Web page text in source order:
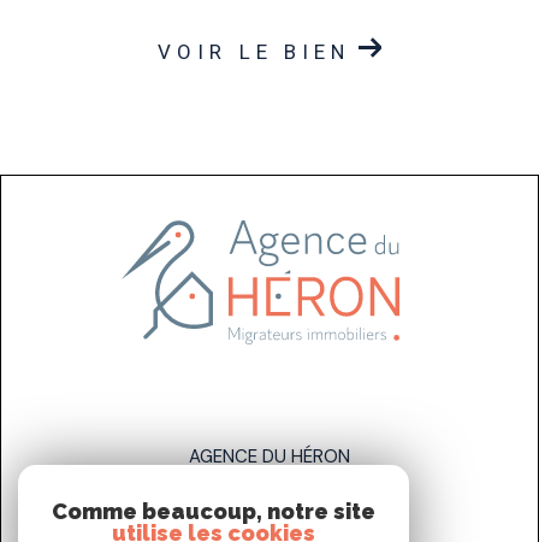
VOIR LE BIEN
AGENCE DU HÉRON
07 83 89 58 93
Comme beaucoup, notre site
utilise les cookies